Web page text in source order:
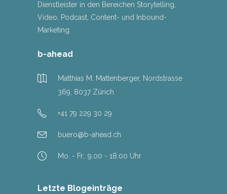
Dienstleister in den Bereichen Storytelling,
Video, Podcast, Content- und Inbound-
Marketing.
b-ahead
Matthias M. Mattenberger, Nordstrasse
369, 8037 Zürich
+41 79 229 30 29
buero@b-ahead.ch
Mo. - Fr.: 9.00 - 18.00 Uhr
Letzte Blogeinträge